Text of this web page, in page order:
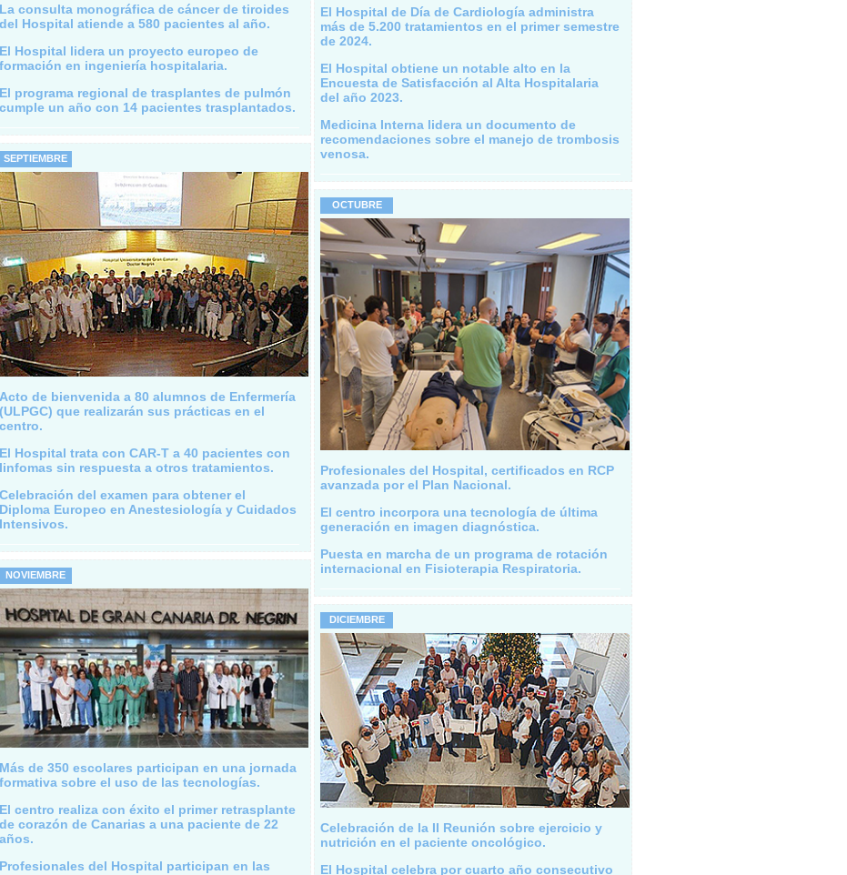
La consulta monográfica de cáncer de tiroides
del Hospital atiende a 580 pacientes al año.
El Hospital lidera un proyecto europeo de
formación en ingeniería hospitalaria.
El programa regional de trasplantes de pulmón
cumple un año con 14 pacientes trasplantados.
SEPTIEMBRE
Acto de bienvenida a 80 alumnos de Enfermería
(ULPGC) que realizarán sus prácticas en el
centro.
El Hospital trata con CAR-T a 40 pacientes con
linfomas sin respuesta a otros tratamientos.
Celebración del examen para obtener el
Diploma Europeo en Anestesiología y Cuidados
Intensivos.
NOVIEMBRE
Más de 350 escolares participan en una jornada
formativa sobre el uso de las tecnologías.
El centro realiza con éxito el primer retrasplante
de corazón de Canarias a una paciente de 22
años.
Profesionales del Hospital participan en las
El Hospital de Día de Cardiología administra
más de 5.200 tratamientos en el primer semestre
de 2024.
El Hospital obtiene un notable alto en la
Encuesta de Satisfacción al Alta Hospitalaria
del año 2023.
Medicina Interna lidera un documento de
recomendaciones sobre el manejo de trombosis
venosa.
OCTUBRE
Profesionales del Hospital, certificados en RCP
avanzada por el Plan Nacional.
El centro incorpora una tecnología de última
generación en imagen diagnóstica.
Puesta en marcha de un programa de rotación
internacional en Fisioterapia Respiratoria.
DICIEMBRE
Celebración de la II Reunión sobre ejercicio y
nutrición en el paciente oncológico.
El Hospital celebra por cuarto año consecutivo